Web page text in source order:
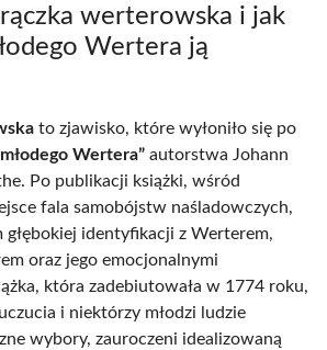
werterowska i jak
Wertera ją
to zjawisko, które wyłoniło się po
Wertera” autorstwa Johann
Po publikacji książki, wśród
fala samobójstw naśladowczych,
głębokiej identyfikacji z Werterem,
oraz jego emocjonalnymi
która zadebiutowała w 1774 roku,
i niektórzy młodzi ludzie
wybory, zauroczeni idealizowaną